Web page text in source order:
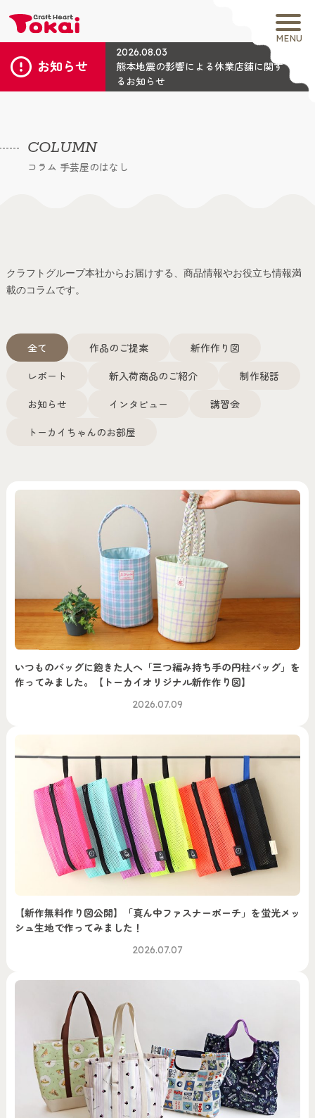
MENU
お知らせ
2026.08.03
熊本地震の影響による休業店舗に関す
るお知らせ
COLUMN
コラム 手芸屋のはなし
クラフトグループ本社からお届けする、商品情報やお役立ち情報満
載のコラムです。
全て 作品のご提案
新作作り図
レポート
新入荷商品のご紹介
制作秘話
お知らせ
インタビュー
講習会
トーカイちゃんのお部屋
いつものバッグに飽きた人へ「三つ編み持ち手の円柱バッグ」を
作ってみました。【トーカイオリジナル新作作り図】
2026.07.09
【新作無料作り図公開】「真ん中ファスナーポーチ」を蛍光メッ
シュ生地で作ってみました！
2026.07.07